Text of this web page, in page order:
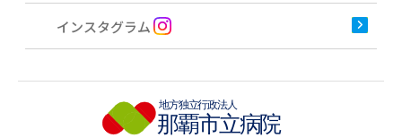
インスタグラム